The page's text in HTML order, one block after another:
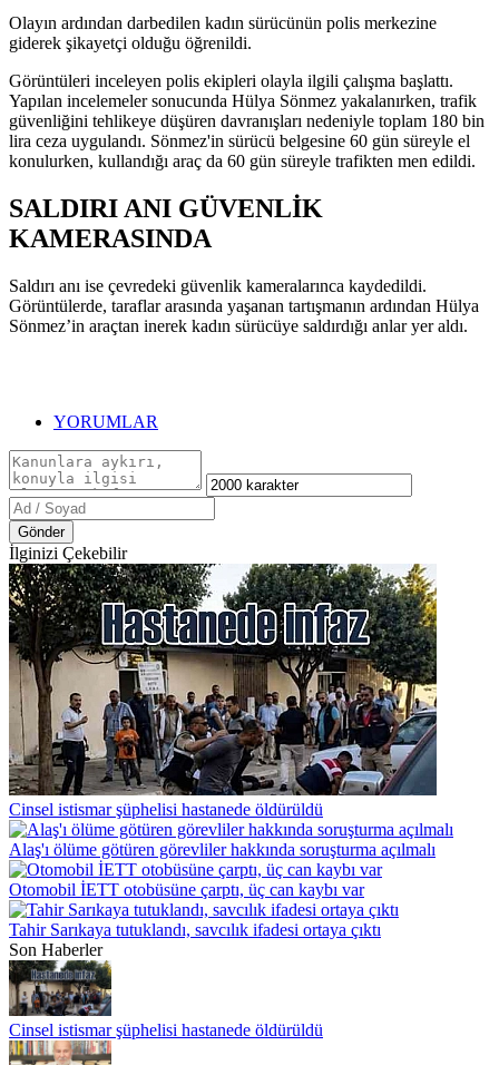
Olayın ardından darbedilen kadın sürücünün polis merkezine
giderek şikayetçi olduğu öğrenildi.
Görüntüleri inceleyen polis ekipleri olayla ilgili çalışma başlattı.
Yapılan incelemeler sonucunda Hülya Sönmez yakalanırken, trafik
güvenliğini tehlikeye düşüren davranışları nedeniyle toplam 180 bin
lira ceza uygulandı. Sönmez'in sürücü belgesine 60 gün süreyle el
konulurken, kullandığı araç da 60 gün süreyle trafikten men edildi.
SALDIRI ANI GÜVENLİK
KAMERASINDA
Saldırı anı ise çevredeki güvenlik kameralarınca kaydedildi.
Görüntülerde, taraflar arasında yaşanan tartışmanın ardından Hülya
Sönmez’in araçtan inerek kadın sürücüye saldırdığı anlar yer aldı.
YORUMLAR
Gönder
İlginizi Çekebilir
Cinsel istismar şüphelisi hastanede öldürüldü
Alaş'ı ölüme götüren görevliler hakkında soruşturma açılmalı
Otomobil İETT otobüsüne çarptı, üç can kaybı var
Tahir Sarıkaya tutuklandı, savcılık ifadesi ortaya çıktı
Son Haberler
Cinsel istismar şüphelisi hastanede öldürüldü